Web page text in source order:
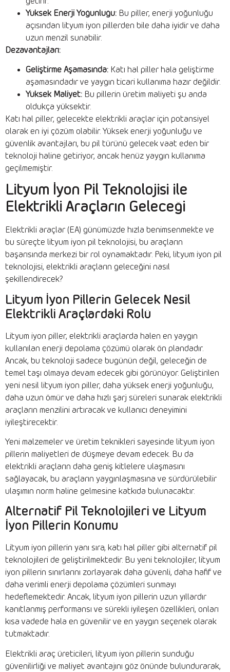
Yüksek Enerji Yoğunluğu: Bu piller, enerji yoğunluğu
açısından lityum iyon pillerden bile daha iyidir ve daha
uzun menzil sunabilir.
Dezavantajları:
Geliştirme Aşamasında: Katı hal piller hala geliştirme
aşamasındadır ve yaygın ticari kullanıma hazır değildir.
Yüksek Maliyet: Bu pillerin üretim maliyeti şu anda
oldukça yüksektir.
Katı hal piller, gelecekte elektrikli araçlar için potansiyel
olarak en iyi çözüm olabilir. Yüksek enerji yoğunluğu ve
güvenlik avantajları, bu pil türünü gelecek vaat eden bir
teknoloji haline getiriyor, ancak henüz yaygın kullanıma
geçilmemiştir.
Lityum İyon Pil Teknolojisi ile
Elektrikli Araçların Geleceği
Elektrikli araçlar (EA) günümüzde hızla benimsenmekte ve
bu süreçte lityum iyon pil teknolojisi, bu araçların
başarısında merkezi bir rol oynamaktadır. Peki, lityum iyon pil
teknolojisi, elektrikli araçların geleceğini nasıl
şekillendirecek?
Lityum İyon Pillerin Gelecek Nesil
Elektrikli Araçlardaki Rolü
Lityum iyon piller, elektrikli araçlarda halen en yaygın
kullanılan enerji depolama çözümü olarak ön plandadır.
Ancak, bu teknoloji sadece bugünün değil, geleceğin de
temel taşı olmaya devam edecek gibi görünüyor. Geliştirilen
yeni nesil lityum iyon piller, daha yüksek enerji yoğunluğu,
daha uzun ömür ve daha hızlı şarj süreleri sunarak elektrikli
araçların menzilini artıracak ve kullanıcı deneyimini
iyileştirecektir.
Yeni malzemeler ve üretim teknikleri sayesinde lityum iyon
pillerin maliyetleri de düşmeye devam edecek. Bu da
elektrikli araçların daha geniş kitlelere ulaşmasını
sağlayacak, bu araçların yaygınlaşmasına ve sürdürülebilir
ulaşımın norm haline gelmesine katkıda bulunacaktır.
Alternatif Pil Teknolojileri ve Lityum
İyon Pillerin Konumu
Lityum iyon pillerin yanı sıra, katı hal piller gibi alternatif pil
teknolojileri de geliştirilmektedir. Bu yeni teknolojiler, lityum
iyon pillerin sınırlarını zorlayarak daha güvenli, daha hafif ve
daha verimli enerji depolama çözümleri sunmayı
hedeflemektedir. Ancak, lityum iyon pillerin uzun yıllardır
kanıtlanmış performansı ve sürekli iyileşen özellikleri, onları
kısa vadede hala en güvenilir ve en yaygın seçenek olarak
tutmaktadır.
Elektrikli araç üreticileri, lityum iyon pillerin sunduğu
güvenilirliği ve maliyet avantajını göz önünde bulundurarak,